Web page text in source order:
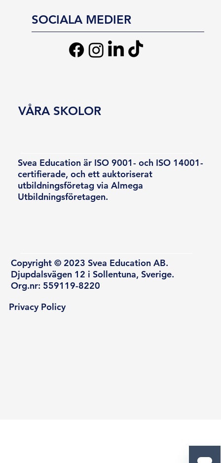
SOCIALA MEDIER
Svea Education är ISO 9001- och ISO 14001-
certifierade, och ett auktoriserat
utbildningsföretag via Almega
Utbildningsföretagen.
Copyright © 2023 Svea Education AB.
Djupdalsvägen 12 i Sollentuna, Sverige.
Org.nr: 559119-8220
VÅRA SKOLOR
Privacy Policy